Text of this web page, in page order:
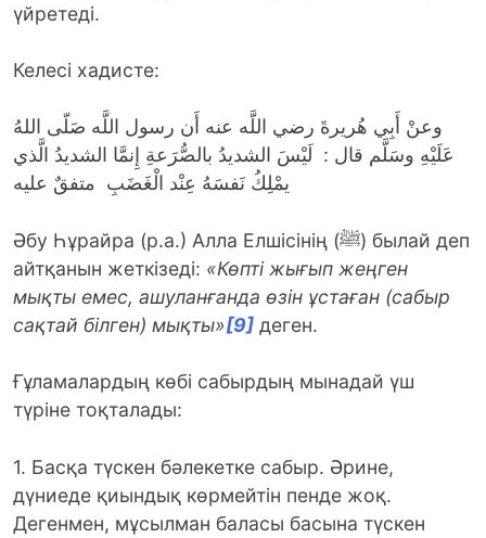
үйретеді.
Келесі хадисте:
وعنْ أَبِي هُريرةَ رضي اللَّه عنه أَن رسول اللَّه صَلّى اللهُ
عَلَيْهِ وسَلَّم قال : لَيْسَ الشديدُ بالصُّرَعةِ إِنمَّا الشديدُ الَّذي
يمْلِكُ نَفسَهُ عِنْد الْغَضَبِ متفقٌ عليه
Әбу Һұрайра (р.а.) Алла Елшісінің (ﷺ) былай деп
айтқанын жеткізеді: «Көпті жығып жеңген
мықты емес, ашуланғанда өзін ұстаған (сабыр
сақтай білген) мықты»[9] деген.
Ғұламалардың көбі сабырдың мынадай үш
түріне тоқталады:
1. Басқа түскен бәлекетке сабыр. Әрине,
дүниеде қиындық көрмейтін пенде жоқ.
Дегенмен, мұсылман баласы басына түскен